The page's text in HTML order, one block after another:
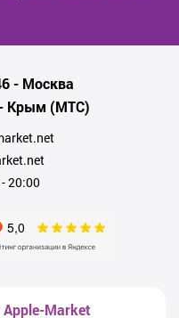
- Москва
Крым (МТС)
20:00
Apple-Market